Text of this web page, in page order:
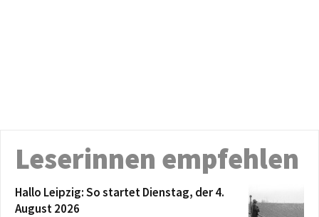
Leserinnen empfehlen
Hallo Leipzig: So startet Dienstag, der 4.
August 2026